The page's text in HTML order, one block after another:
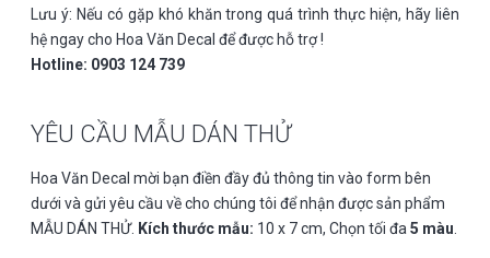
Lưu ý: Nếu có gặp khó khăn trong quá trình thực hiện, hãy liên
hệ ngay cho Hoa Văn Decal để được hỗ trợ !
Hotline: 0903 124 739
YÊU CẦU MẪU DÁN THỬ
Hoa Văn Decal mời bạn điền đầy đủ thông tin vào form bên
dưới và gửi yêu cầu về cho chúng tôi để nhận được sản phẩm
MẪU DÁN THỬ. Kích thước mẫu: 10 x 7 cm, Chọn tối đa 5 màu